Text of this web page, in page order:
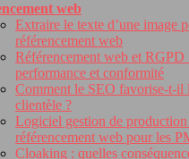
web
Extraire le texte d’une image
référencement web
Référencement web et
performance et conformité
Comment le SEO favorise-t-il
clientèle ?
Logiciel gestion de
référencement web pour les
Cloaking : quelles